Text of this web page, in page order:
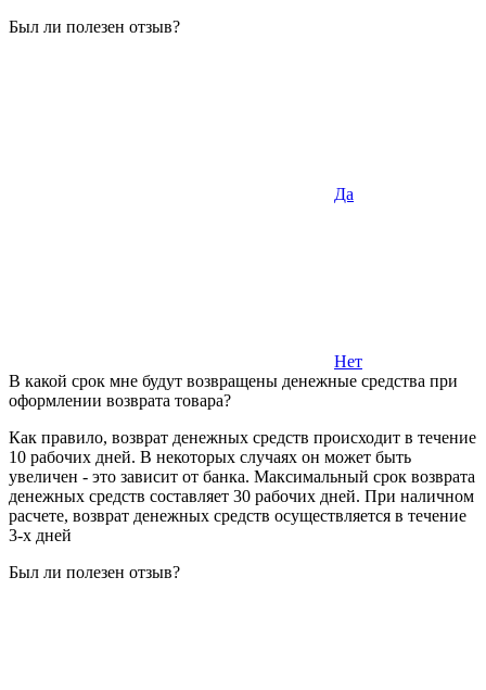
Был ли полезен отзыв?
Да
Нет
В какой срок мне будут возвращены денежные средства при
оформлении возврата товара?
Как правило, возврат денежных средств происходит в течение
10 рабочих дней. В некоторых случаях он может быть
увеличен - это зависит от банка. Максимальный срок возврата
денежных средств составляет 30 рабочих дней. При наличном
расчете, возврат денежных средств осуществляется в течение
3-х дней
Был ли полезен отзыв?